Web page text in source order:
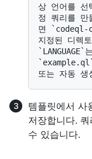
상 언어를 선
정 쿼리를 만
면 `codeql-
지정된 디렉
템플릿에서 사
저장합니다.
수 있습니다.